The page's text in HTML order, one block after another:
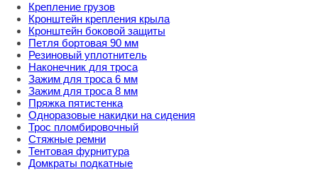
Крепление грузов
Кронштейн крепления крыла
Кронштейн боковой защиты
Петля бортовая 90 мм
Резиновый уплотнитель
Наконечник для троса
Зажим для троса 6 мм
Зажим для троса 8 мм
Пряжка пятистенка
Одноразовые накидки на сидения
Трос пломбировочный
Стяжные ремни
Тентовая фурнитура
Домкраты подкатные